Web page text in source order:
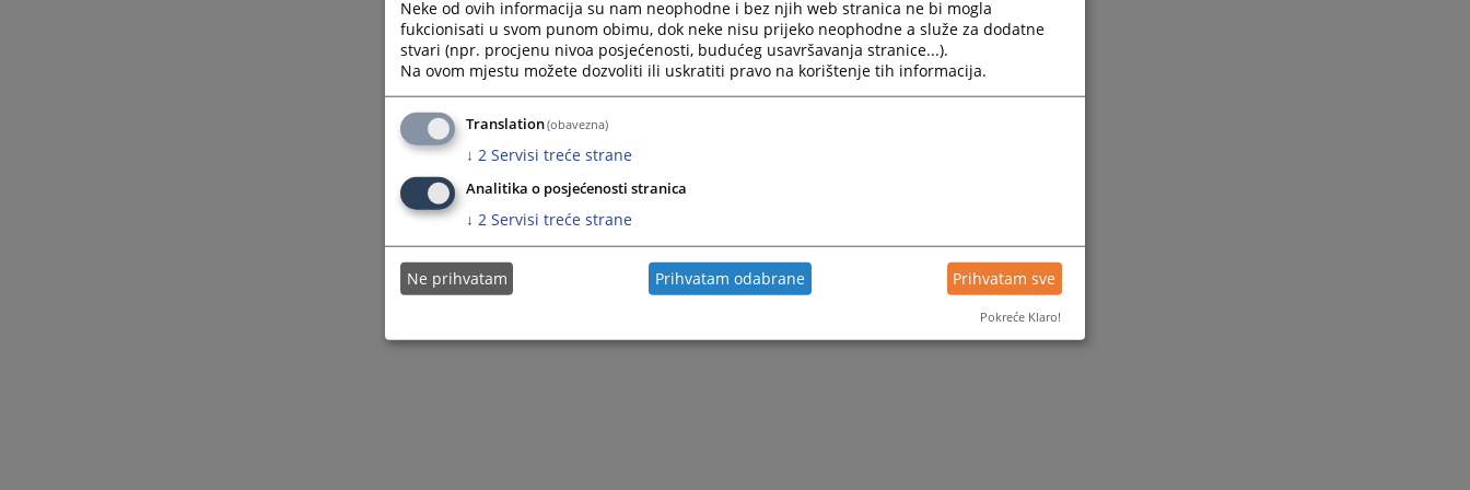
Neke od ovih informacija su nam neophodne i bez njih web stranica ne bi mogla
fukcionisati u svom punom obimu, dok neke nisu prijeko neophodne a služe za dodatne
stvari (npr. procjenu nivoa posjećenosti, budućeg usavršavanja stranice...).
Na ovom mjestu možete dozvoliti ili uskratiti pravo na korištenje tih informacija.
Translation(obavezna)
↓ 2 Servisi treće strane
Analitika o posjećenosti stranica
↓ 2 Servisi treće strane
Ne prihvatam Prihvatam odabrane Prihvatam sve
Pokreće Klaro!